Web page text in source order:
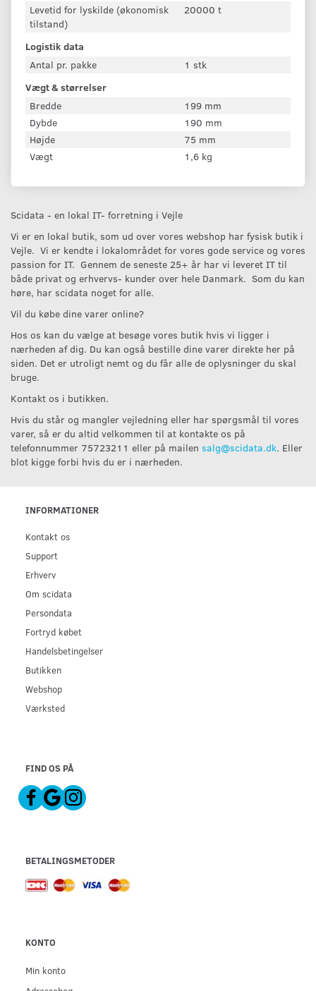
Levetid for lyskilde (økonomisk
tilstand)
20000 t
Logistik data
Antal pr. pakke
1 stk
Vægt & størrelser
Bredde
199 mm
Dybde
190 mm
Højde
75 mm
Vægt
1,6 kg
Scidata - en lokal IT- forretning i Vejle
Vi er en lokal butik, som ud over vores webshop har fysisk butik i
Vejle. Vi er kendte i lokalområdet for vores gode service og vores
passion for IT. Gennem de seneste 25+ år har vi leveret IT til
både privat og erhvervs- kunder over hele Danmark. Som du kan
høre, har scidata noget for alle.
Vil du købe dine varer online?
Hos os kan du vælge at besøge vores butik hvis vi ligger i
nærheden af dig. Du kan også bestille dine varer direkte her på
siden. Det er utroligt nemt og du får alle de oplysninger du skal
bruge.
Kontakt os i butikken.
Hvis du står og mangler vejledning eller har spørgsmål til vores
varer, så er du altid velkommen til at kontakte os på
telefonnummer 75723211 eller på mailen salg@scidata.dk. Eller
blot kigge forbi hvis du er i nærheden.
INFORMATIONER
Kontakt os
Support
Erhverv
Om scidata
Persondata
Fortryd købet
Handelsbetingelser
Butikken
Webshop
Værksted
FIND OS PÅ
BETALINGSMETODER
KONTO
Min konto